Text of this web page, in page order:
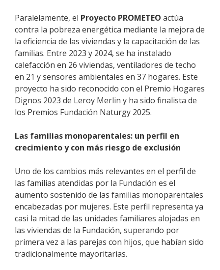
Paralelamente, el Proyecto PROMETEO actúa
contra la pobreza energética mediante la mejora de
la eficiencia de las viviendas y la capacitación de las
familias. Entre 2023 y 2024, se ha instalado
calefacción en 26 viviendas, ventiladores de techo
en 21 y sensores ambientales en 37 hogares. Este
proyecto ha sido reconocido con el Premio Hogares
Dignos 2023 de Leroy Merlin y ha sido finalista de
los Premios Fundación Naturgy 2025.
Las familias monoparentales: un perfil en
crecimiento y con más riesgo de exclusión
Uno de los cambios más relevantes en el perfil de
las familias atendidas por la Fundación es el
aumento sostenido de las familias monoparentales
encabezadas por mujeres. Este perfil representa ya
casi la mitad de las unidades familiares alojadas en
las viviendas de la Fundación, superando por
primera vez a las parejas con hijos, que habían sido
tradicionalmente mayoritarias.